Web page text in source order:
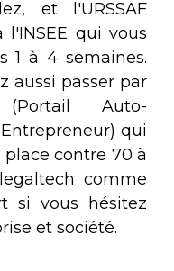
et l'URSSAF
qui vous
1 à 4 semaines.
aussi passer par
Auto-
qui
contre 70 à
comme
si vous hésitez
et société.